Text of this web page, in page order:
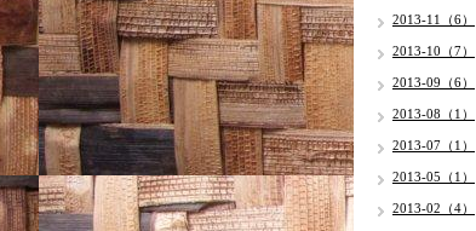
2013-11（6）
2013-10（7）
2013-09（6）
2013-08（1）
2013-07（1）
2013-05（1）
2013-02（4）